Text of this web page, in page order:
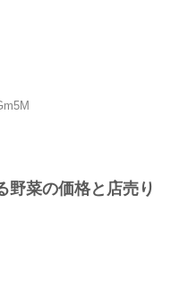
野菜の価格と店売り